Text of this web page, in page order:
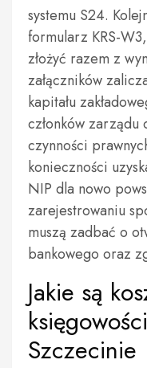
systemu S24.
formularz KRS-
złożyć razem z
załączników
kapitału
członków zarządu
czynności
konieczności
NIP dla nowo
zarejestrowaniu
muszą zadbać o
bankowego oraz
Jakie są
Szczecinie